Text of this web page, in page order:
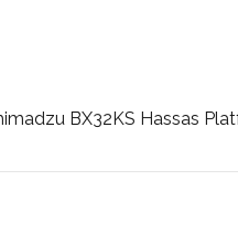
BX32KS Hassas